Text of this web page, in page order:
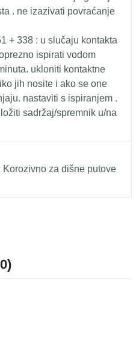
. ne izazivati ​​povraćanje
+ 338 : u slučaju kontakta
ispirati vodom
ukloniti kontaktne
jih nosite i ako se one
nastaviti s ispiranjem .
sadržaj/spremnik u/na
Korozivno za dišne ​​putove